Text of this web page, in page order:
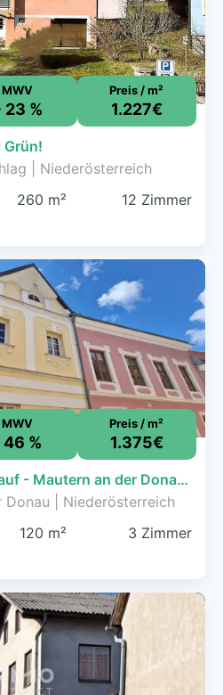
MWV
23 %
Preis / m²
1.227€
Grün!
| Niederösterreich
260 m² 12 Zimmer
MWV
46 %
Preis / m²
1.375€
Einfamilienhaus zum Kauf - Mautern an der Donau - 165.000 € - 3 Zimmer, 120 m², 83 m² Grundstück
Donau | Niederösterreich
120 m² 3 Zimmer